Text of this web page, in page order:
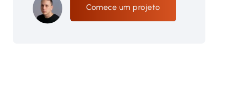
Comece um projeto